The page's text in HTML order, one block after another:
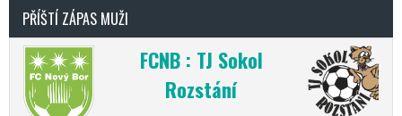
PŘÍŠTÍ ZÁPAS MUŽI
FCNB : TJ Sokol
Rozstání